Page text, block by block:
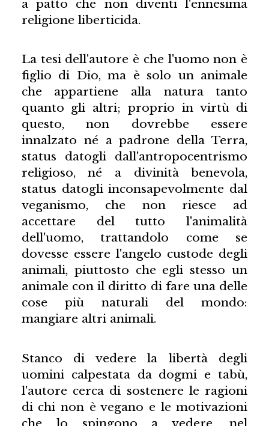
a patto che non diventi l'ennesima
religione liberticida.
La tesi dell'autore è che l'uomo non è
figlio di Dio, ma è solo un animale
che appartiene alla natura tanto
quanto gli altri; proprio in virtù di
questo, non dovrebbe essere
innalzato né a padrone della Terra,
status datogli dall'antropocentrismo
religioso, né a divinità benevola,
status datogli inconsapevolmente dal
veganismo, che non riesce ad
accettare del tutto l'animalità
dell'uomo, trattandolo come se
dovesse essere l'angelo custode degli
animali, piuttosto che egli stesso un
animale con il diritto di fare una delle
cose più naturali del mondo:
mangiare altri animali.
Stanco di vedere la libertà degli
uomini calpestata da dogmi e tabù,
l'autore cerca di sostenere le ragioni
di chi non è vegano e le motivazioni
che lo spingono a vedere, nel